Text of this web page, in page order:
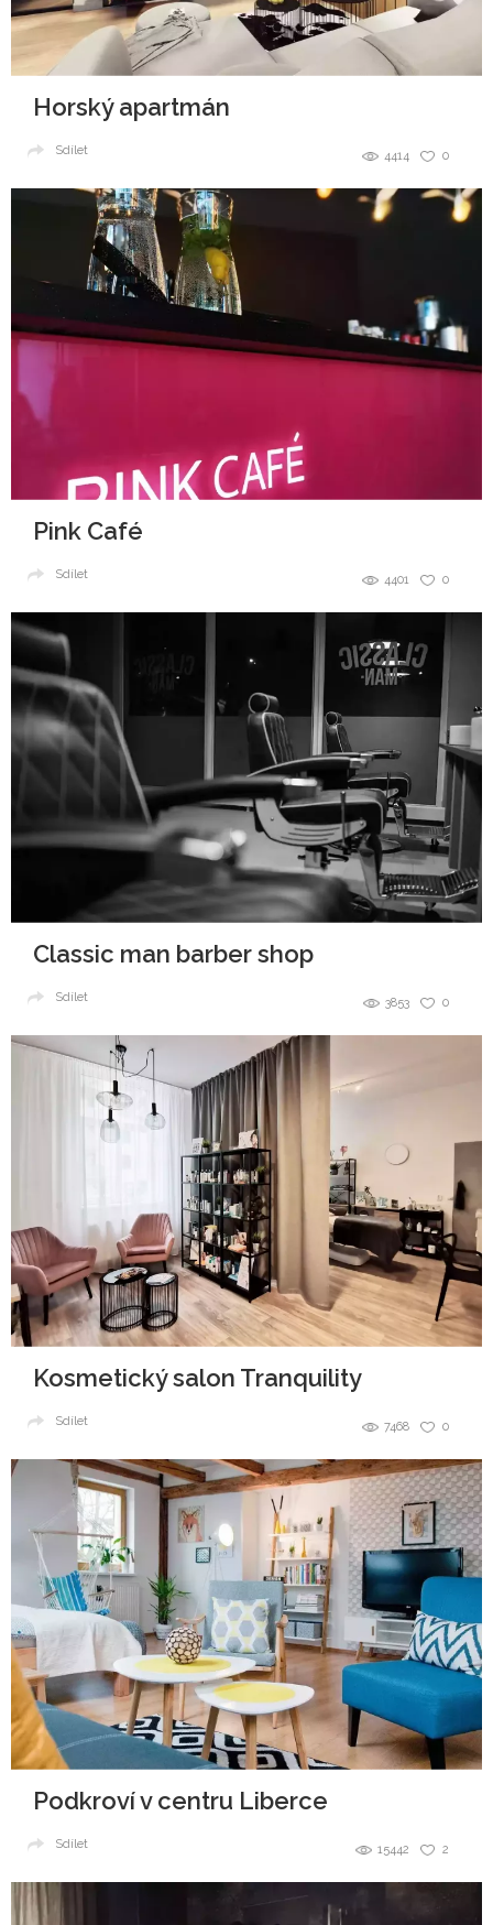
Horský apartmán
0
4414
Sdílet
Pink Café
0
4401
Sdílet
Classic man barber shop
0
3853
Sdílet
Kosmetický salon Tranquility
0
7468
Sdílet
Podkroví v centru Liberce
2
15442
Sdílet